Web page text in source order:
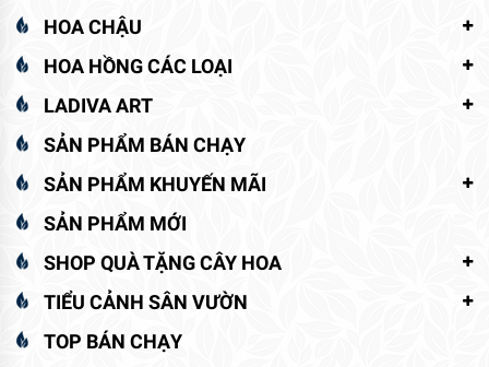
HOA CHẬU
HOA HỒNG CÁC LOẠI
LADIVA ART
SẢN PHẨM BÁN CHẠY
SẢN PHẨM KHUYẾN MÃI
SẢN PHẨM MỚI
SHOP QUÀ TẶNG CÂY HOA
TIỂU CẢNH SÂN VƯỜN
TOP BÁN CHẠY